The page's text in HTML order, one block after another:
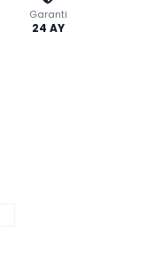
Garanti
24 AY